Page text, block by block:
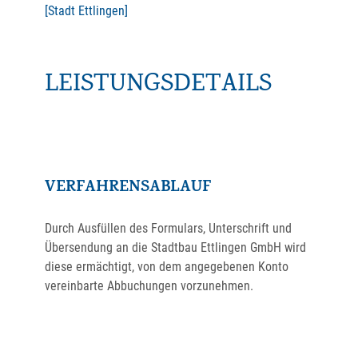
[Stadt Ettlingen]
LEISTUNGSDETAILS
VERFAHRENSABLAUF
Durch Ausfüllen des Formulars, Unterschrift und
Übersendung an die Stadtbau Ettlingen GmbH wird
diese ermächtigt, von dem angegebenen Konto
vereinbarte Abbuchungen vorzunehmen.